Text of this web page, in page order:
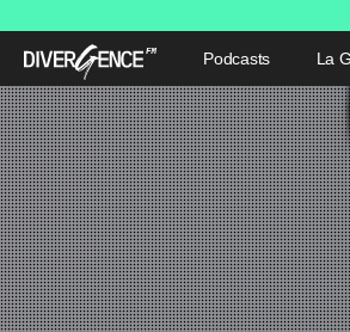
Podcasts La